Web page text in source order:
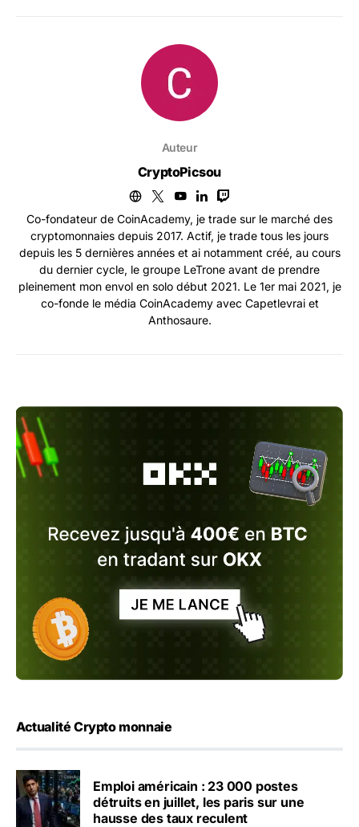
Auteur
CryptoPicsou
Co-fondateur de CoinAcademy, je trade sur le marché des
cryptomonnaies depuis 2017. Actif, je trade tous les jours
depuis les 5 dernières années et ai notamment créé, au cours
du dernier cycle, le groupe LeTrone avant de prendre
pleinement mon envol en solo début 2021. Le 1er mai 2021, je
co-fonde le média CoinAcademy avec Capetlevrai et
Anthosaure.
Actualité Crypto monnaie
Emploi américain : 23 000 postes
détruits en juillet, les paris sur une
hausse des taux reculent